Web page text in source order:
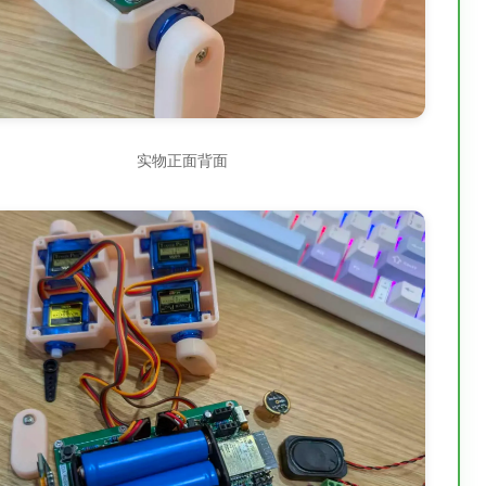
实物正面背面